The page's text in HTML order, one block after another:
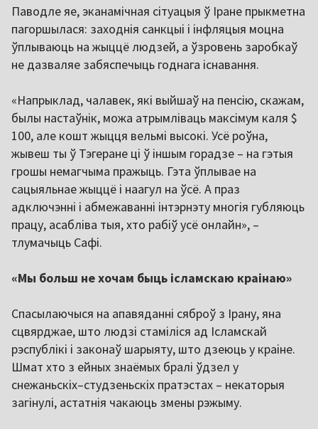
Паводле яе, эканамічная сітуацыя ў Іране прыкметна
пагоршылася: заходнія санкцыі і інфляцыя моцна
ўплываюць на жыццё людзей, а ўзровень заробкаў
не дазваляе забяспечыць годнага існавання.
«Напрыклад, чалавек, які выйшаў на пенсію, скажам,
былы настаўнік, можа атрымліваць максімум каля $
100, але кошт жыцця вельмі высокі. Усё роўна,
жывеш ты ў Тэгеране ці ў іншым горадзе – на гэтыя
грошы немагчыма пражыць. Гэта ўплывае на
сацыяльнае жыццё і наагул на ўсё. А праз
адключэнні і абмежаванні інтэрнэту многія губляюць
працу, асабліва тыя, хто рабіў усё онлайн», –
тлумачыць Сафі.
«Мы больш не хочам быць ісламскаю краінаю»
Спасылаючыся на апавяданні сяброў з Ірану, яна
сцвярджае, што людзі стаміліся ад Ісламскай
рэспублікі і законаў шарыяту, што дзеюць у краіне.
Шмат хто з ейных знаёмых бралі ўдзел у
снежаньскіх–студзеньскіх пратэстах – некаторыя
загінулі, астатнія чакаюць змены рэжыму.